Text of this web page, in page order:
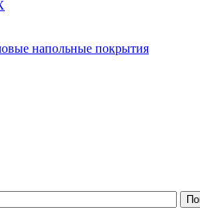
напольные покрытия